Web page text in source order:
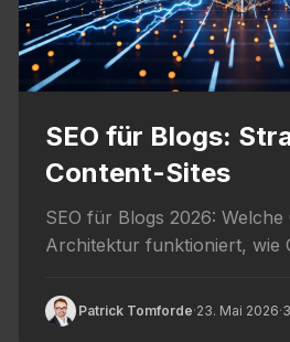
SEO für Blogs:
Content-Sites
SEO für Blogs 2026: Welche
Architektur funktioniert, wie
Blog-SEO konsistent ranken.
Patrick Tomforde·23. Mai 2026·